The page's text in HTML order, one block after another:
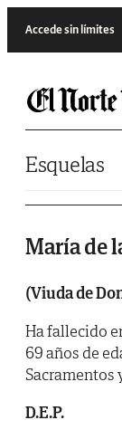
Accede sin límites
Esquelas
María de
(Viuda de
Ha fallecido
69 años de
Sacramentos
D.E.P.